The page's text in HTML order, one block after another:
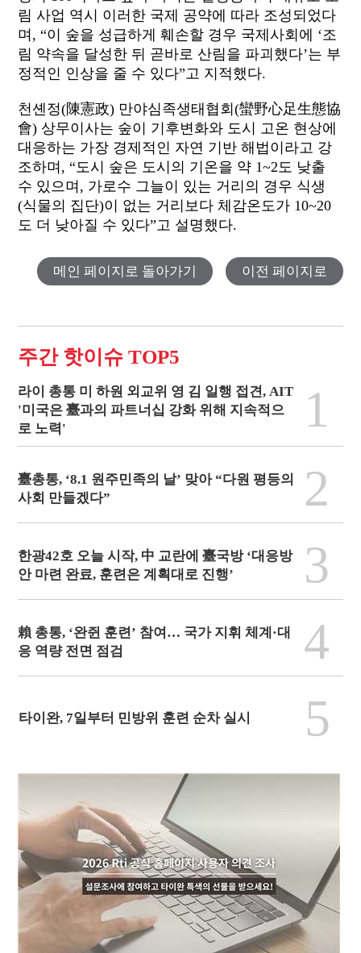
림 사업 역시 이러한 국제 공약에 따라 조성되었다
며, “이 숲을 성급하게 훼손할 경우 국제사회에 ‘조
림 약속을 달성한 뒤 곧바로 산림을 파괴했다’는 부
정적인 인상을 줄 수 있다”고 지적했다.
천셴정(陳憲政) 만야심족생태협회(蠻野心足生態協
會) 상무이사는 숲이 기후변화와 도시 고온 현상에
대응하는 가장 경제적인 자연 기반 해법이라고 강
조하며, “도시 숲은 도시의 기온을 약 1~2도 낮출
수 있으며, 가로수 그늘이 있는 거리의 경우 식생
(식물의 집단)이 없는 거리보다 체감온도가 10~20
도 더 낮아질 수 있다”고 설명했다.
메인 페이지로 돌아가기 이전 페이지로
주간 핫이슈 TOP5
라이 총통 미 하원 외교위 영 김 일행 접견, AIT
'미국은 臺과의 파트너십 강화 위해 지속적으
로 노력'
1
臺총통, ‘8.1 원주민족의 날’ 맞아 “다원 평등의
사회 만들겠다”
2
한광42호 오늘 시작, 中 교란에 臺국방 ‘대응방
안 마련 완료, 훈련은 계획대로 진행’
3
賴 총통, ‘완쥔 훈련’ 참여… 국가 지휘 체계·대
응 역량 전면 점검
4
타이완, 7일부터 민방위 훈련 순차 실시 5